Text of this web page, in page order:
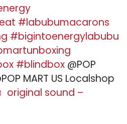
#labubumacarons
#bigintoenergylabubu
#blindbox @POP
MART US Localshop
original sound –